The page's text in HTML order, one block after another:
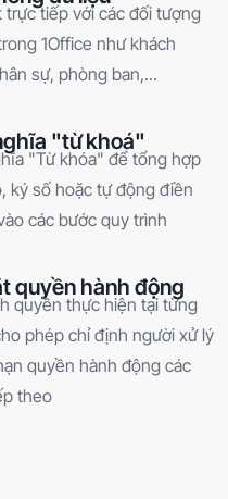
trực tiếp với các đối tượng
1Office như khách
sự, phòng ban,...
"từ khoá"
"Từ khóa" để tổng hợp
ký số hoặc tự động điền
các bước quy trình
quyền hành động
quyền thực hiện tại từng
phép chỉ định người xử lý
quyền hành động các
theo